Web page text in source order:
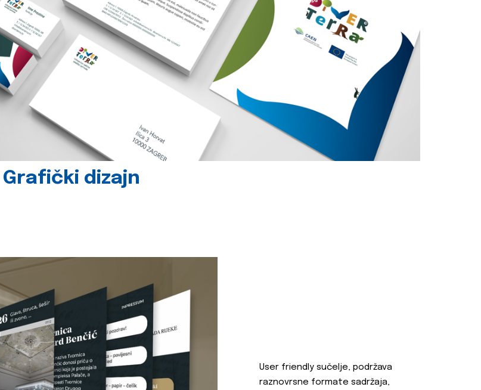
Grafički dizajn
User friendly sučelje, podržava
raznovrsne formate sadržaja,